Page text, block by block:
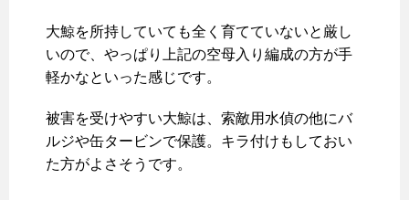
大鯨を所持していても全く育てていないと厳し
いので、やっぱり上記の空母入り編成の方が手
軽かなといった感じです。
被害を受けやすい大鯨は、索敵用水偵の他にバ
ルジや缶タービンで保護。キラ付けもしておい
た方がよさそうです。